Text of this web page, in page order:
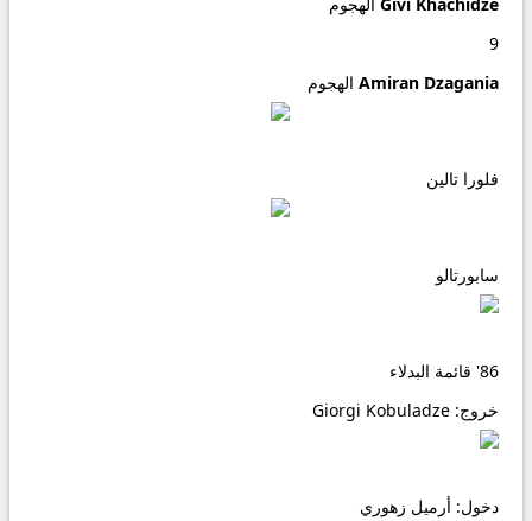
9
Amiran Dzagania الهجوم
فلورا تالين
سابورتالو
86' قائمة البدلاء
خروج:
دخول: أرميل زهوري